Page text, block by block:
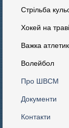
Стрільба
Хокей на траві
Важка
Волейбол
Про ШВСМ
Документи
Контакти